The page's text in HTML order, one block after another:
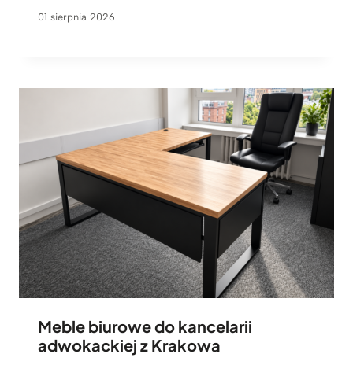
01 sierpnia 2026
Meble biurowe do kancelarii
adwokackiej z Krakowa